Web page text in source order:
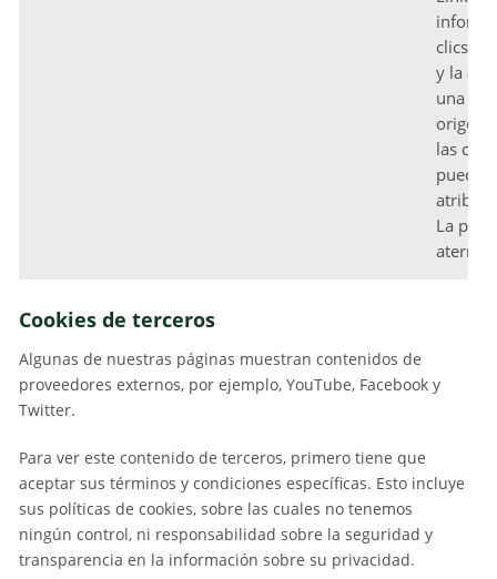
clics
y la
una
origen
las
puedan
La
Cookies de terceros
Algunas de nuestras páginas muestran contenidos de
proveedores externos, por ejemplo, YouTube, Facebook y
Twitter.
Para ver este contenido de terceros, primero tiene que
aceptar sus términos y condiciones específicas. Esto incluye
sus políticas de cookies, sobre las cuales no tenemos
ningún control, ni responsabilidad sobre la seguridad y
transparencia en la información sobre su privacidad.